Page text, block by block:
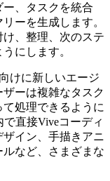
、タスクを統合
ーを生成します。
、整理、次のステ
にします。
けに新しいエージ
ーは複雑なタスク
処理できるように
直接Viveコーディ
イン、手描きアニ
など、さまざまな